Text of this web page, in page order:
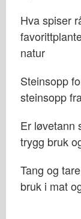
Hva spiser
natur
Steinsopp
steinsopp
Er løvetann
trygg bruk
Tang og
bruk i mat